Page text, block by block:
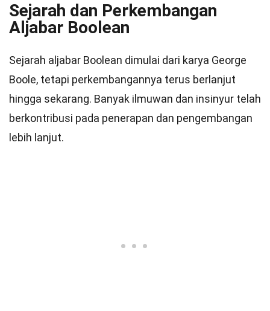
Sejarah dan Perkembangan
Aljabar Boolean
Sejarah aljabar Boolean dimulai dari karya George
Boole, tetapi perkembangannya terus berlanjut
hingga sekarang. Banyak ilmuwan dan insinyur telah
berkontribusi pada penerapan dan pengembangan
lebih lanjut.